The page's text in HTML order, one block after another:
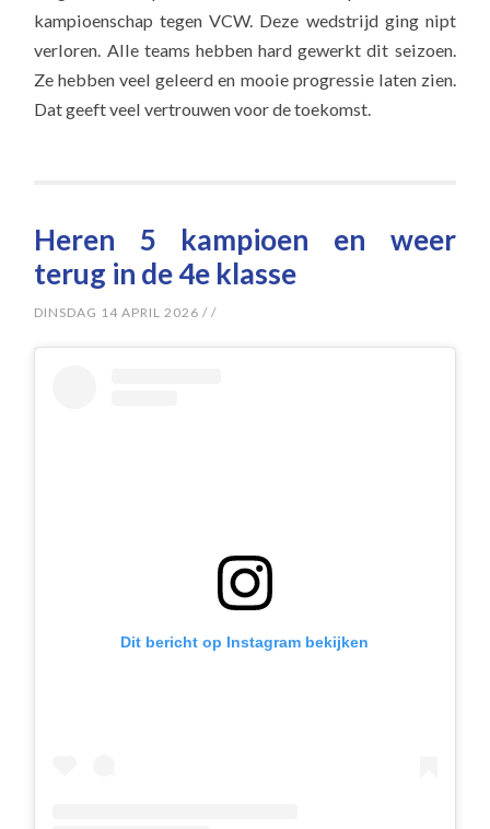
kampioenschap tegen VCW. Deze wedstrijd ging nipt
verloren. Alle teams hebben hard gewerkt dit seizoen.
Ze hebben veel geleerd en mooie progressie laten zien.
Dat geeft veel vertrouwen voor de toekomst.
Heren 5 kampioen en weer
terug in de 4e klasse
DINSDAG 14 APRIL 2026 //
Dit bericht op Instagram bekijken